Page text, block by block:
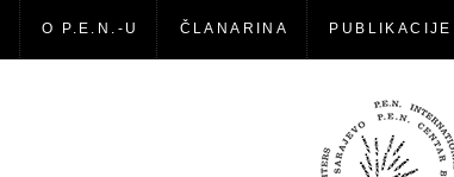
O P.E.N.-U ČLANARINA PUBLIKACIJE